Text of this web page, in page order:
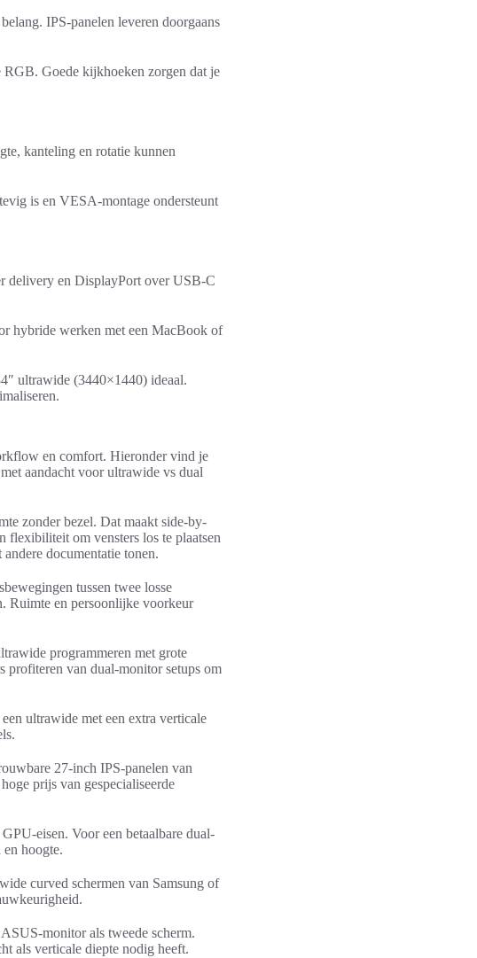
IPS-panelen leveren doorgaans
Goede kijkhoeken zorgen dat je
kanteling en rotatie kunnen
is en VESA-montage ondersteunt
delivery en DisplayPort over USB-C
hybride werken met een MacBook of
ultrawide (3440×1440) ideaal.
en comfort. Hieronder vind je
aandacht voor ultrawide vs dual
zonder bezel. Dat maakt side-by-
flexibiliteit om vensters los te plaatsen
documentatie tonen.
tussen twee losse
Ruimte en persoonlijke voorkeur
programmeren met grote
profiteren van dual-monitor setups om
ultrawide met een extra verticale
27-inch IPS-panelen van
prijs van gespecialiseerde
eisen. Voor een betaalbare dual-
hoogte.
curved schermen van Samsung of
monitor als tweede scherm.
als verticale diepte nodig heeft.